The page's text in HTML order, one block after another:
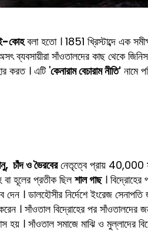
কোহবলা হতো । 1851 খ্রিস্টাব্দে এক
সাঁওতালদের কাছ থেকে জিনিস
করত । এটি 'কেনারাম বেচারাম নীতি' নামে
চাঁদ ও ভৈরবেরনেতৃত্বে প্রায় 40,000
বা হূলের প্রতীক ছিলশাল গাছ। বিদ্রোহের
। ডালহৌসীর নির্দেশে ইংরেজ
। সাঁওতাল বিদ্রোহের পর সাঁওতালদের
হয় । সাঁওতাল সমাজে মাঝি ও মুল্লাদের